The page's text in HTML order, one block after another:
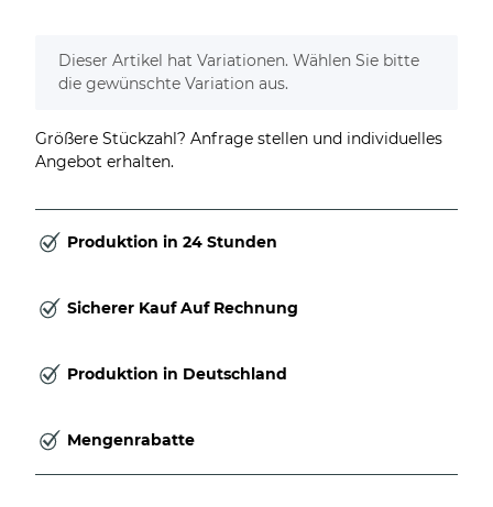
x
Dieser Artikel hat Variationen. Wählen Sie bitte
die gewünschte Variation aus.
Größere Stückzahl? Anfrage stellen und individuelles
Angebot erhalten.
Produktion in 24 Stunden
Sicherer Kauf Auf Rechnung
Produktion in Deutschland
Mengenrabatte